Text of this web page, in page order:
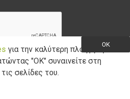
την Πολιτική Απορρήτου
OK
για την καλύτερη πλοήγηση
"ΟK" συναινείτε στη
σελίδες του.